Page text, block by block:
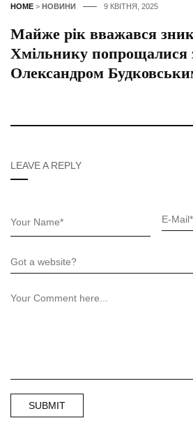
HOME > НОВИНИ 9 КВІТНЯ, 2025
Майже рік вважався
Хмільнику попрощалися
Олександром
LEAVE A REPLY